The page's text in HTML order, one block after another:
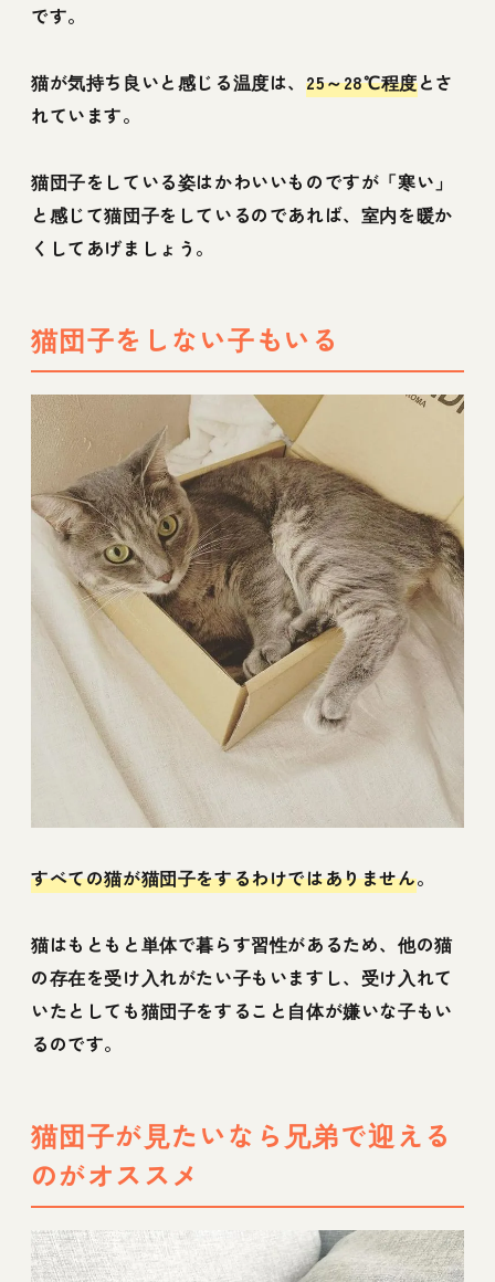
です。
猫が気持ち良いと感じる温度は、 25～28℃程度とさ
れています。
猫団子をしている姿はかわいいものですが「寒い」
と感じて猫団子をしているのであれば、室内を暖か
くしてあげましょう。
猫団子をしない子もいる
すべての猫が猫団子をするわけではありません。
猫はもともと単体で暮らす習性があるため、他の猫
の存在を受け入れがたい子もいますし、受け入れて
いたとしても猫団子をすること自体が嫌いな子もい
るのです。
猫団子が見たいなら兄弟で迎える
のがオススメ